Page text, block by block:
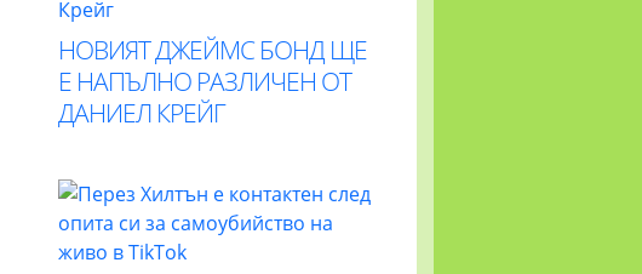
НОВИЯТ ДЖЕЙМС БОНД ЩЕ
Е НАПЪЛНО РАЗЛИЧЕН ОТ
ДАНИЕЛ КРЕЙГ